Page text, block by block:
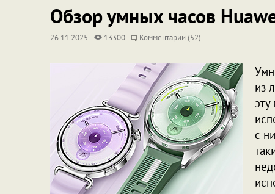
Обзор умных часов
26.11.2025 13300 Комментарии (52)
из
с